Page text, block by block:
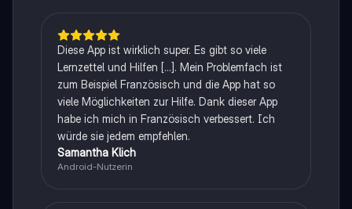
Diese App ist wirklich super. Es gibt so viele
Lernzettel und Hilfen [...]. Mein Problemfach ist
zum Beispiel Französisch und die App hat so
viele Möglichkeiten zur Hilfe. Dank dieser App
habe ich mich in Französisch verbessert. Ich
würde sie jedem empfehlen.
Samantha Klich
Android-Nutzerin